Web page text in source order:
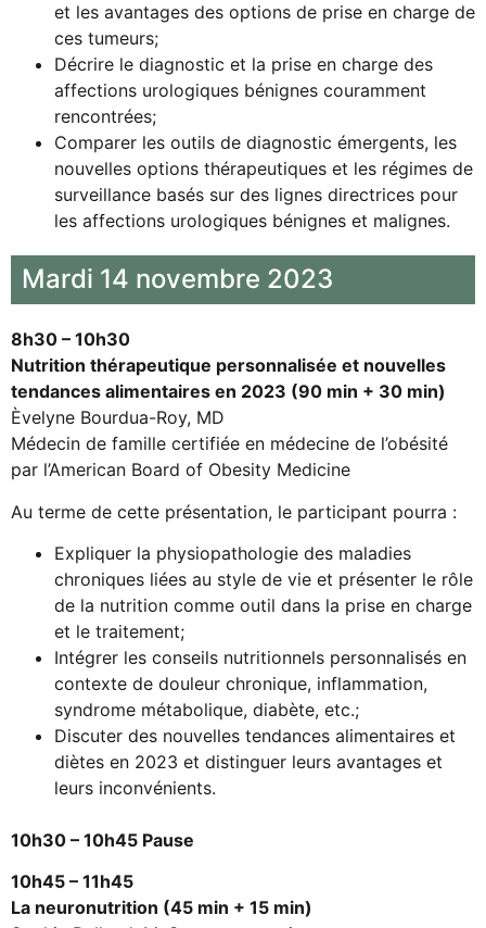
et les avantages des options de prise en charge de
ces tumeurs;
Décrire le diagnostic et la prise en charge des
affections urologiques bénignes couramment
rencontrées;
Comparer les outils de diagnostic émergents, les
nouvelles options thérapeutiques et les régimes de
surveillance basés sur des lignes directrices pour
les affections urologiques bénignes et malignes.
Mardi 14 novembre 2023
8h30 – 10h30
Nutrition thérapeutique personnalisée et nouvelles
tendances alimentaires en 2023 (90 min + 30 min)
Èvelyne Bourdua-Roy, MD
Médecin de famille certifiée en médecine de l’obésité
par l’American Board of Obesity Medicine
Au terme de cette présentation, le participant pourra :
Expliquer la physiopathologie des maladies
chroniques liées au style de vie et présenter le rôle
de la nutrition comme outil dans la prise en charge
et le traitement;
Intégrer les conseils nutritionnels personnalisés en
contexte de douleur chronique, inflammation,
syndrome métabolique, diabète, etc.;
Discuter des nouvelles tendances alimentaires et
diètes en 2023 et distinguer leurs avantages et
leurs inconvénients.
10h30 – 10h45 Pause
10h45 – 11h45
La neuronutrition (45 min + 15 min)